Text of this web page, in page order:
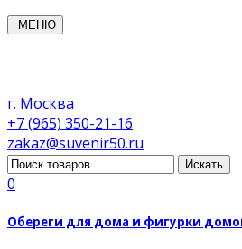
МЕНЮ
г. Москва
+7 (965) 350-21-16
zakaz@suvenir50.ru
0
Обереги для дома и фигурки